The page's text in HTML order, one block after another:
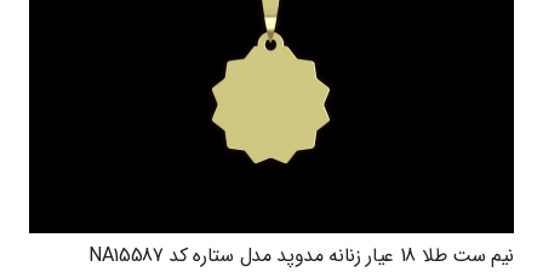
نیم ست طلا 18 عیار زنانه مدوپد مدل ستاره کد NA15587